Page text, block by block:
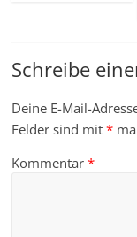
Schreibe
Deine E-Mail-
Felder sind mit*
Kommentar*